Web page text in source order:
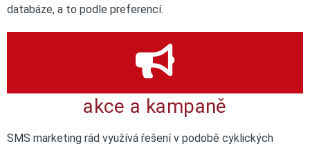
databáze, a to podle preferencí.
akce a kampaně
SMS marketing rád využívá řešení v podobě cyklických